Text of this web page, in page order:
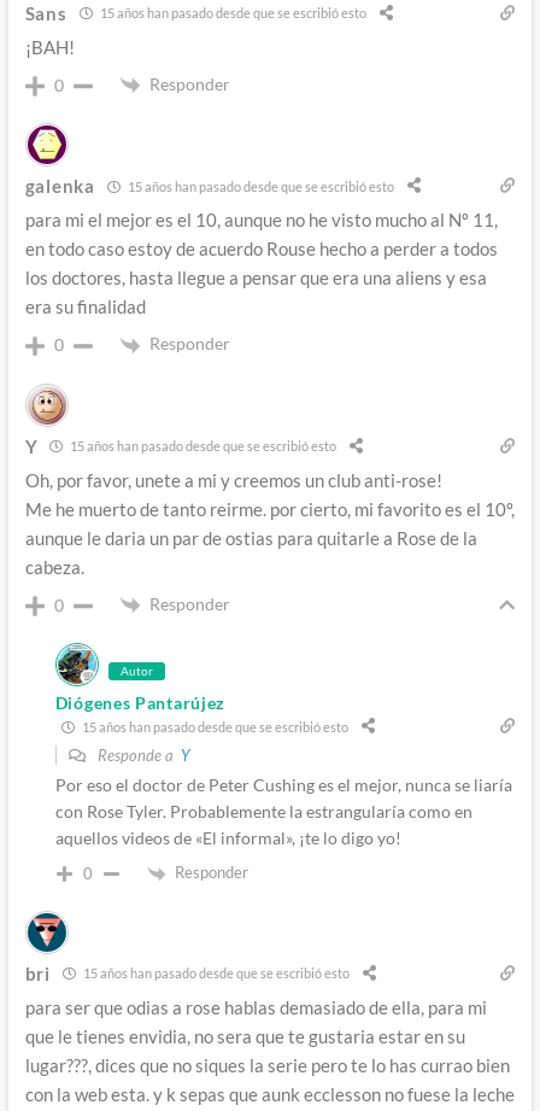
Sans 15 años han pasado desde que se escribió esto
¡BAH!
0 Responder
galenka 15 años han pasado desde que se escribió esto
para mi el mejor es el 10, aunque no he visto mucho al Nº 11,
en todo caso estoy de acuerdo Rouse hecho a perder a todos
los doctores, hasta llegue a pensar que era una aliens y esa
era su finalidad
0 Responder
Y 15 años han pasado desde que se escribió esto
Oh, por favor, unete a mi y creemos un club anti-rose!
Me he muerto de tanto reirme. por cierto, mi favorito es el 10º,
aunque le daria un par de ostias para quitarle a Rose de la
cabeza.
0 Responder
Autor
Diógenes Pantarújez
15 años han pasado desde que se escribió esto
Responde a Y
Por eso el doctor de Peter Cushing es el mejor, nunca se liaría
con Rose Tyler. Probablemente la estrangularía como en
aquellos videos de «El informal», ¡te lo digo yo!
0 Responder
bri 15 años han pasado desde que se escribió esto
para ser que odias a rose hablas demasiado de ella, para mi
que le tienes envidia, no sera que te gustaria estar en su
lugar???, dices que no siques la serie pero te lo has currao bien
con la web esta. y k sepas que aunk ecclesson no fuese la leche